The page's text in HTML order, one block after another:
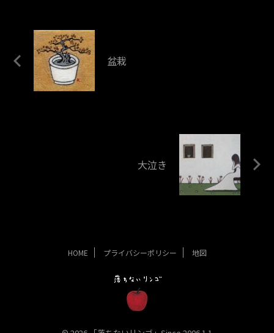
盆栽
大泣き
HOME プライバシーポリシー 地図